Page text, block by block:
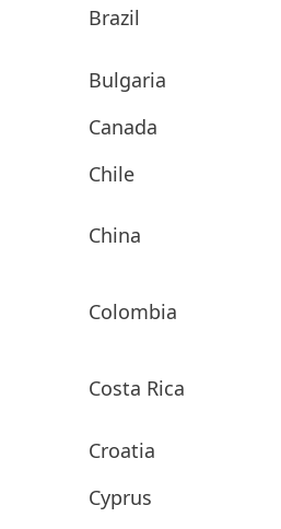
Brazil
Bulgaria
Canada
Chile
China
Colombia
Costa Rica
Croatia
Cyprus